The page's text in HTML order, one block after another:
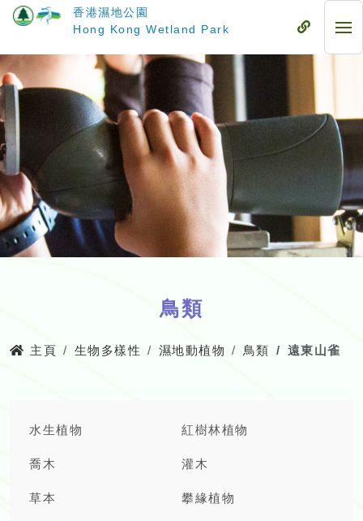
要
內
容
香港濕地公園
Hong Kong Wetland Park
流
流
動
鳥類
主頁 生物多樣性 濕地動植物 鳥類 遠東山雀
水生植物 紅樹林植物
喬木 灌木
草本 攀緣植物